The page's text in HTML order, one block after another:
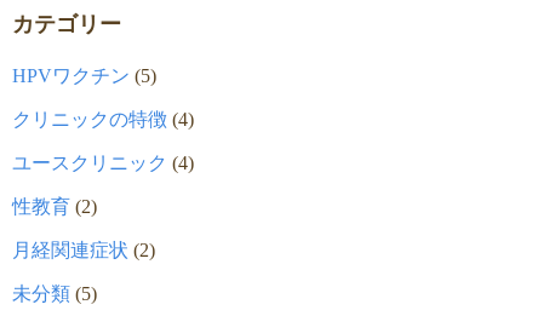
カテゴリー
HPVワクチン (5)
クリニックの特徴 (4)
ユースクリニック (4)
性教育 (2)
月経関連症状 (2)
未分類 (5)